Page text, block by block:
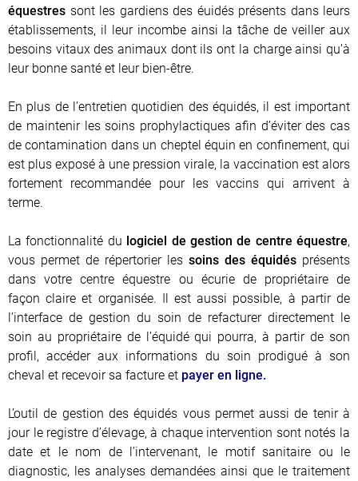
équestres sont les gardiens des éuidés présents dans leurs
établissements, il leur incombe ainsi la tâche de veiller aux
besoins vitaux des animaux dont ils ont la charge ainsi qu’à
leur bonne santé et leur bien-être.
En plus de l’entretien quotidien des équidés, il est important
de maintenir les soins prophylactiques afin d’éviter des cas
de contamination dans un cheptel équin en confinement, qui
est plus exposé à une pression virale, la vaccination est alors
fortement recommandée pour les vaccins qui arrivent à
terme.
La fonctionnalité du logiciel de gestion de centre équestre,
vous permet de répertorier les soins des équidés présents
dans votre centre équestre ou écurie de propriétaire de
façon claire et organisée. Il est aussi possible, à partir de
l’interface de gestion du soin de refacturer directement le
soin au propriétaire de l’équidé qui pourra, à partir de son
profil, accéder aux informations du soin prodigué à son
cheval et recevoir sa facture et payer en ligne.
L’outil de gestion des équidés vous permet aussi de tenir à
jour le registre d’élevage, à chaque intervention sont notés la
date et le nom de l’intervenant, le motif sanitaire ou le
diagnostic, les analyses demandées ainsi que le traitement